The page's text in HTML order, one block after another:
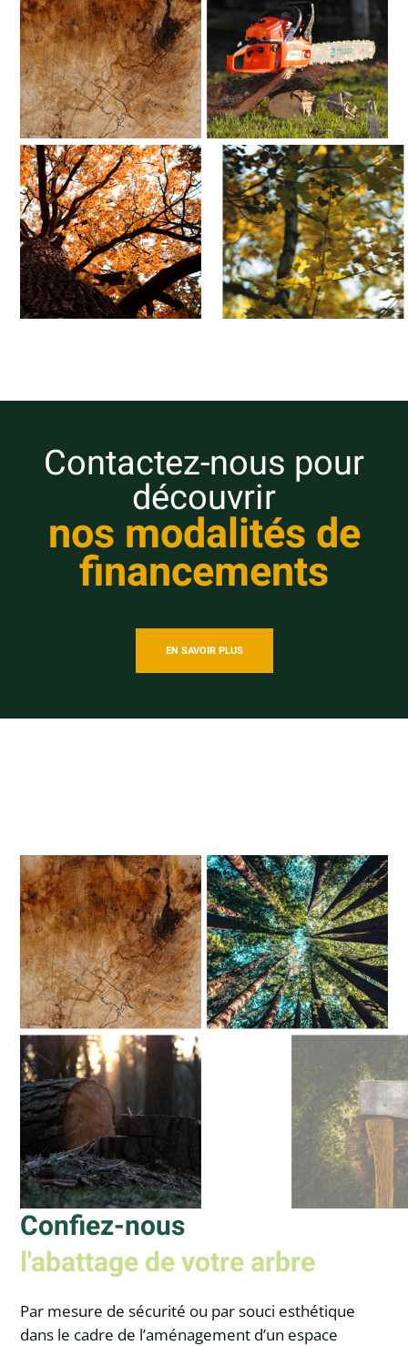
Contactez-nous pour
découvrir
nos modalités de
financements
EN SAVOIR PLUS
Confiez-nous
l'abattage de votre arbre
Par mesure de sécurité ou par souci esthétique
dans le cadre de l’aménagement d’un espace